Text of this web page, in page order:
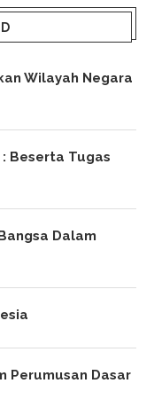
Wilayah Negara
Beserta Tugas
Dalam
Perumusan Dasar